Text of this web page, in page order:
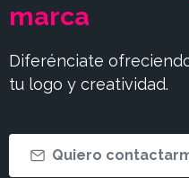
marca
Diferénciate
tu logo y creatividad.
Quiero